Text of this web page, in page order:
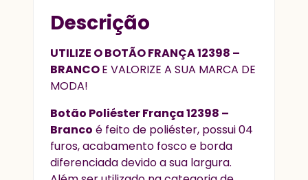
Descrição
UTILIZE O BOTÃO FRANÇA 12398 –
BRANCOE VALORIZE A SUA MARCA DE
MODA!
Botão Poliéster França 12398 –
Branco é feito de poliéster, possui 04
furos, acabamento fosco e borda
diferenciada devido a sua largura.